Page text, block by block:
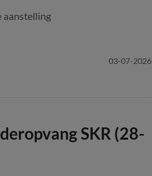
aanstelling
03-07-2026
SKR (28-